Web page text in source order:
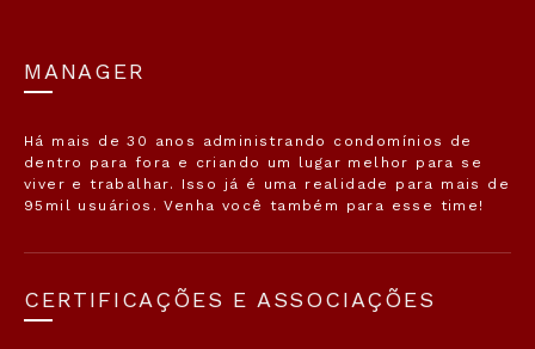
MANAGER
Há mais de 30 anos administrando condomínios de
dentro para fora e criando um lugar melhor para se
viver e trabalhar. Isso já é uma realidade para mais de
95mil usuários. Venha você também para esse time!
CERTIFICAÇÕES E ASSOCIAÇÕES